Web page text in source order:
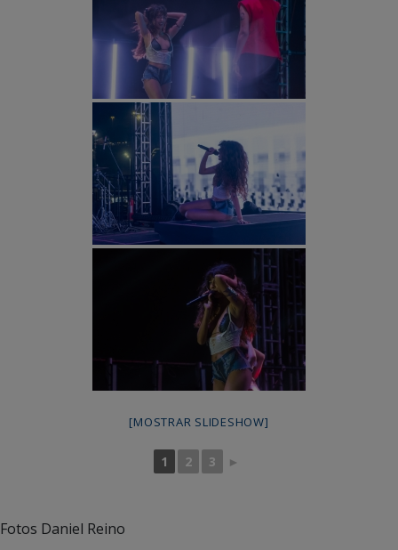
[MOSTRAR SLIDESHOW]
1 2 3 ►
Fotos Daniel Reino